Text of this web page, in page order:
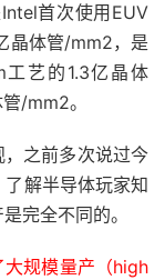
首次使用EUV
晶体管/mm2，是
艺的1.3亿晶体
/mm2。
之前多次说过今
解半导体玩家知
完全不同的。
规模量产（high